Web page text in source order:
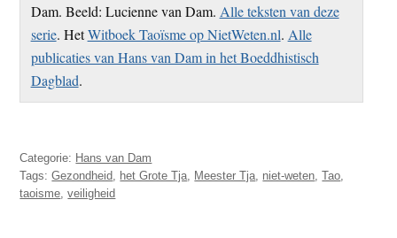
Dam. Beeld: Lucienne van Dam. Alle teksten van deze
serie. HetWitboek Taoïsme op NietWeten.nl. Alle
publicaties van Hans van Dam in het Boeddhistisch
Dagblad.
Categorie: Hans van Dam
Tags:Gezondheid, het Grote Tja, Meester Tja, niet-weten,Tao,
taoisme,veiligheid